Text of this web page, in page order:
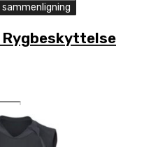
Rygbeskyttelse